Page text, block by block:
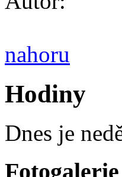
nahoru
Hodiny
Dnes je
Fotogalerie